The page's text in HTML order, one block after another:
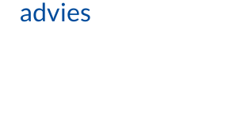
advies